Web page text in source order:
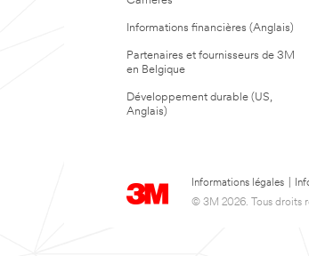
Informations financières (Anglais)
Partenaires et fournisseurs de 3M
en Belgique
Développement durable (US,
Anglais)
Informations légales
© 3M 2026. Tous droits